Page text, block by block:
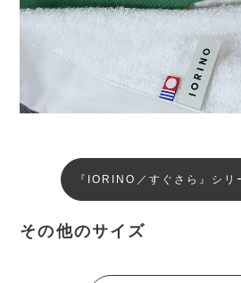
『IORINO／すぐさら』シリ
その他のサイズ